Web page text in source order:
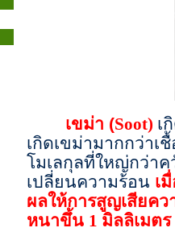
เขม่า (Soot) เ
เกิดเขม่ามากกว่าเ
โมเลกุลที่ใหญ่กว่าค
เปลี่ยนความร้อน เ
ผลให้การสูญเสียค
หนาขึ้น 1 มิลลิเมต